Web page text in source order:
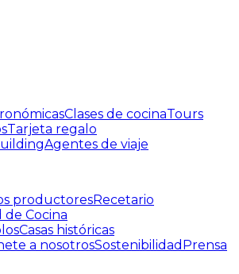
Clases de cocinaTours
Tarjeta regalo
Agentes de viaje
productoresRecetario
de Cocina
Casas históricas
a nosotrosSostenibilidad Prensa